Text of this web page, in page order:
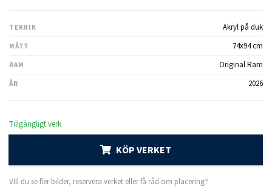
TEKNIK Akryl på duk
MÅTT 74x94 cm
RAM Original Ram
ÅR 2026
Tillgängligt verk
KÖP VERKET
Vill du se fler bilder, reservera verket eller få råd om placering?